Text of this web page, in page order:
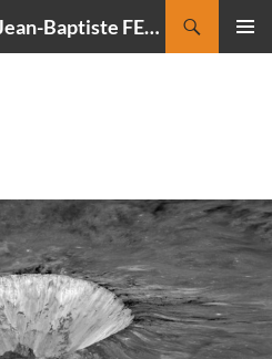
CIELMANIA : le blog de Jean-Baptiste FELDMANN, photographe du ciel